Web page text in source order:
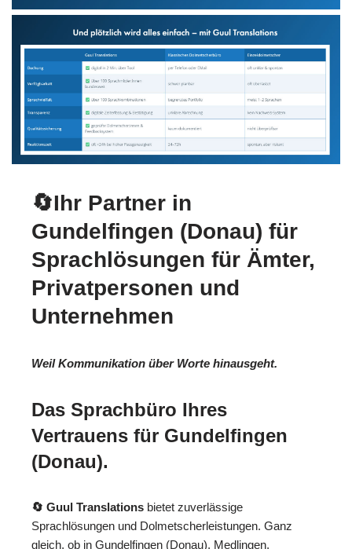
🔄Ihr Partner in
Gundelfingen (Donau) für
Sprachlösungen für Ämter,
Privatpersonen und
Unternehmen
Weil Kommunikation über Worte hinausgeht.
Das Sprachbüro Ihres
Vertrauens für Gundelfingen
(Donau).
🔄 Guul Translations bietet zuverlässige
Sprachlösungen und Dolmetscherleistungen. Ganz
gleich, ob in Gundelfingen (Donau), Medlingen,